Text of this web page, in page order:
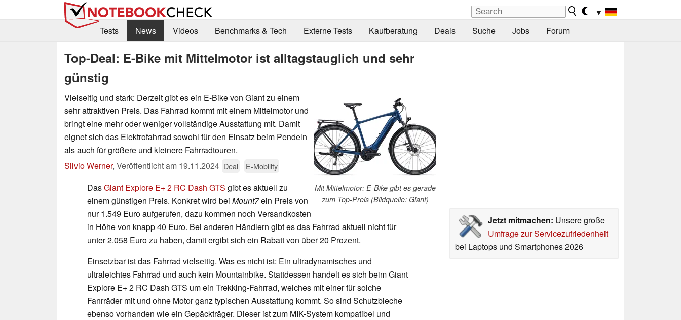
▼
Tests
News Videos Benchmarks & Tech Externe Tests Kaufberatung Deals Suche Jobs Forum
Top-Deal: E-Bike mit Mittelmotor ist alltagstauglich und sehr
günstig
Mit Mittelmotor: E-Bike gibt es gerade
zum Top-Preis (Bildquelle: Giant)
Vielseitig und stark: Derzeit gibt es ein E-Bike von Giant zu einem
sehr attraktiven Preis. Das Fahrrad kommt mit einem Mittelmotor und
bringt eine mehr oder weniger vollständige Ausstattung mit. Damit
eignet sich das Elektrofahrrad sowohl für den Einsatz beim Pendeln
als auch für größere und kleinere Fahrradtouren.
Silvio Werner, Veröffentlicht am 19.11.2024 Deal E-Mobility
Jetzt mitmachen: Unsere große
Umfrage zur Servicezufriedenheit
bei Laptops und Smartphones 2026
DasGiant Explore E+ 2 RC Dash GTS gibt es aktuell zu
einem günstigen Preis. Konkret wird bei Mount7ein Preis von
nur 1.549 Euro aufgerufen, dazu kommen noch Versandkosten
in Höhe von knapp 40 Euro. Bei anderen Händlern gibt es das Fahrrad aktuell nicht für
unter 2.058 Euro zu haben, damit ergibt sich ein Rabatt von über 20 Prozent.
Einsetzbar ist das Fahrrad vielseitig. Was es nicht ist: Ein ultradynamisches und
ultraleichtes Fahrrad und auch kein Mountainbike. Stattdessen handelt es sich beim Giant
Explore E+ 2 RC Dash GTS um ein Trekking-Fahrrad, welches mit einer für solche
Fanrräder mit und ohne Motor ganz typischen Ausstattung kommt. So sind Schutzbleche
ebenso vorhanden wie ein Gepäckträger. Dieser ist zum MIK-System kompatibel und